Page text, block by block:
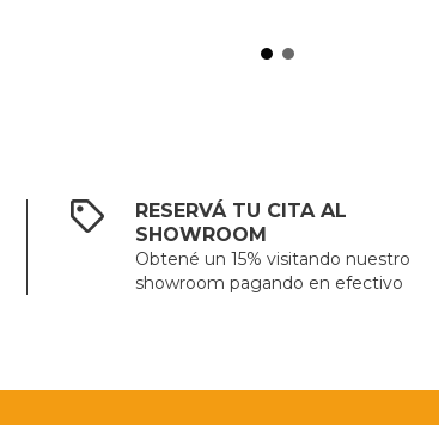
RESERVÁ TU CITA AL
SHOWROOM
Obtené un 15% visitando nuestro
showroom pagando en efectivo